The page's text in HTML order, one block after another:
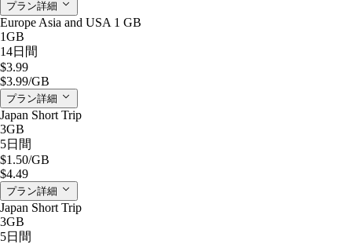
プラン詳細
Europe Asia and USA 1 GB
1GB
14日間
$3.99
$3.99/GB
プラン詳細
Japan Short Trip
3GB
5日間
$1.50/GB
$4.49
プラン詳細
Japan Short Trip
3GB
5日間